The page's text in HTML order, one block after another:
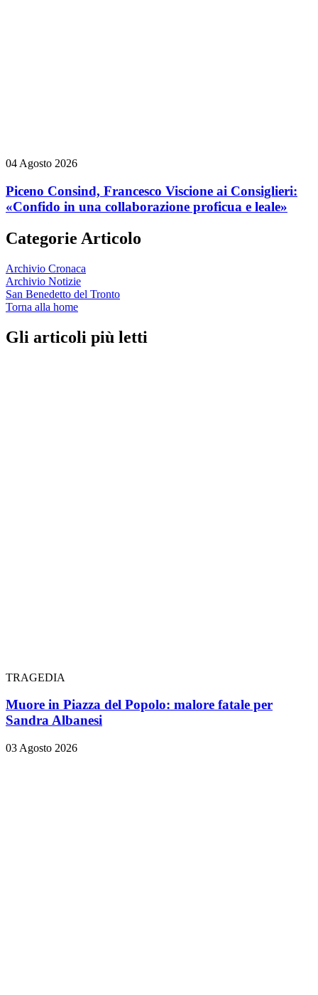
04 Agosto 2026
Piceno Consind, Francesco Viscione ai Consiglieri:
«Confido in una collaborazione proficua e leale»
Categorie Articolo
Archivio Cronaca
Archivio Notizie
San Benedetto del Tronto
Torna alla home
Gli articoli più letti
TRAGEDIA
Muore in Piazza del Popolo: malore fatale per
Sandra Albanesi
03 Agosto 2026